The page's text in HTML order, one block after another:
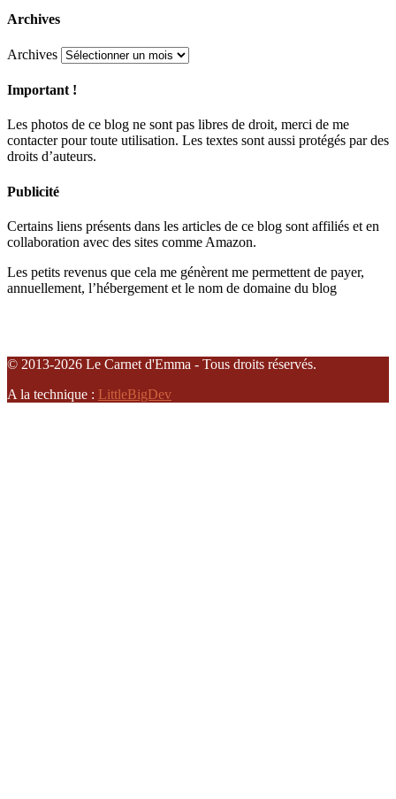
Archives
Archives
Important !
Les photos de ce blog ne sont pas libres de droit, merci de me
contacter pour toute utilisation. Les textes sont aussi protégés par des
droits d’auteurs.
Publicité
Certains liens présents dans les articles de ce blog sont affiliés et en
collaboration avec des sites comme Amazon.
Les petits revenus que cela me génèrent me permettent de payer,
annuellement, l’hébergement et le nom de domaine du blog
© 2013-2026 Le Carnet d'Emma - Tous droits réservés.
A la technique : LittleBigDev